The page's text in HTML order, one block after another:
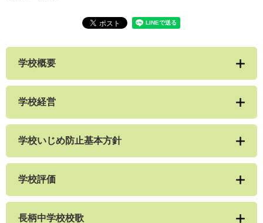
学校概要
学校経営
学校いじめ防止基本方針
学校評価
長柄中学校校歌